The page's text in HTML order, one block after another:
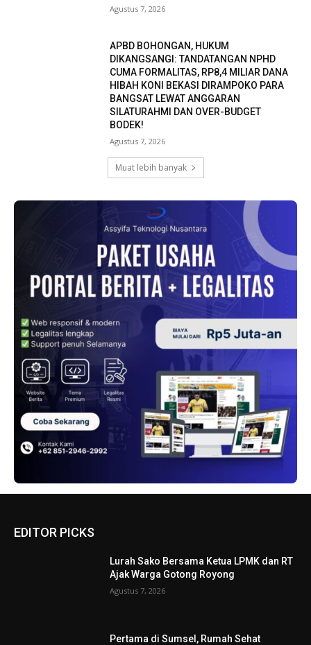
Agustus 7, 2026
APBD BOHONGAN, HUKUM
DIKANGSANGI: TANDATANGAN NPHD
CUMA FORMALITAS, RP8,4 MILIAR DANA
HIBAH KONI BEKASI DIRAMPOKO PARA
BANGSAT LEWAT ANGGARAN
SILATURAHMI DAN OVER-BUDGET
BODEK!
Agustus 7, 2026
Muat lebih banyak
EDITOR PICKS
Lurah Sako Bersama Ketua LPMK dan RT
Ajak Warga Gotong Royong
Agustus 7, 2026
Pertama di Sumsel, Rumah Sehat